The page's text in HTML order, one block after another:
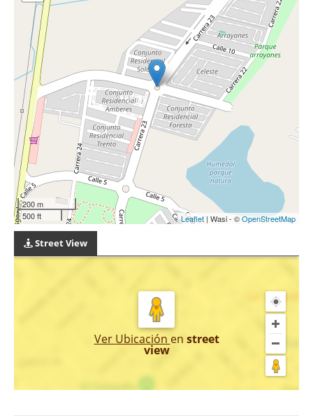
200 m
500 ft
Leaflet | Wasi - ©OpenStreetMap
Street View
Ver Ubicación en street
view